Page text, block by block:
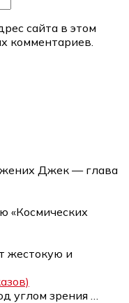
сайта в этом
комментариев.
Джек — глава
«Космических
жестокую и
углом зрения